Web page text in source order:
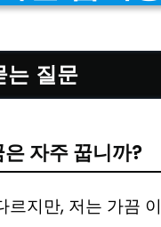
는 질문
은 자주 꿉니까?
르지만, 저는 가끔